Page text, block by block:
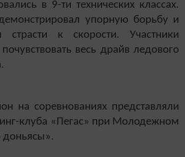
в 9-ти технических классах.
упорную борьбу и
страсти к скорости. Участники
весь драйв ледового
на соревнованиях представляли
клуба «Пегас» при Молодежном
доньясы».